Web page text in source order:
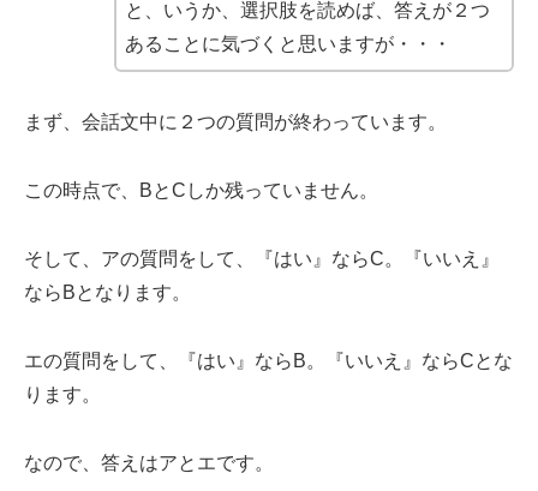
と、いうか、選択肢を読めば、答えが２つ
あることに気づくと思いますが・・・
まず、会話文中に２つの質問が終わっています。
この時点で、BとCしか残っていません。
そして、アの質問をして、『はい』ならC。『いいえ』
ならBとなります。
エの質問をして、『はい』ならB。『いいえ』ならCとな
ります。
なので、答えはアとエです。